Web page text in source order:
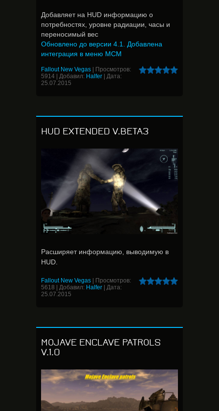
Добавляет на HUD информацию о
потребностях, уровне радиации, часы и
переносимый вес
Обновлено до версии 4.1. Добавлена
интеграция в меню MCM
Fallout New Vegas
Просмотров:
5914
Добавил: Halfer
Дата:
25.07.2015
HUD EXTENDED V.BETA3
Расширяет информацию, выводимую в
HUD.
Fallout New Vegas
Просмотров:
5618
Добавил: Halfer
Дата:
25.07.2015
MOJAVE ENCLAVE PATROLS
V.1.0